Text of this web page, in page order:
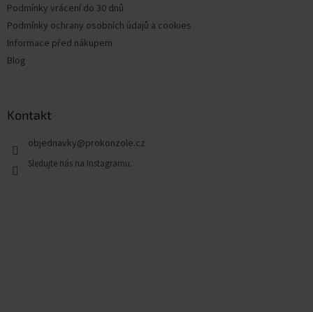
Podmínky vrácení do 30 dnů
Podmínky ochrany osobních údajů a cookies
Informace před nákupem
Blog
Kontakt
objednavky@prokonzole.cz